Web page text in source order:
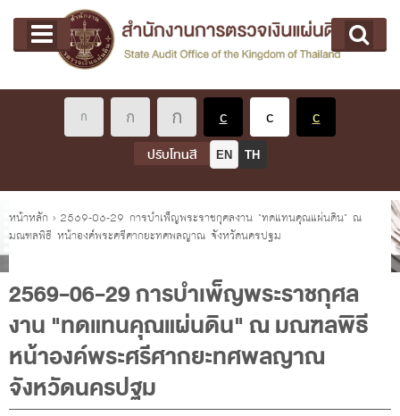
Main menu
หน้าแรก
เกี่ยวกับ คตง.
นโยบายการตรวจเงินแผ่นดิน
หลักเกณฑ์มาตรฐานเกี่ยวกับการตรวจเงินแผ่นดิน
ผู้ว่าการตรวจเงินแผ่นดิน
การบริหารและพัฒนาทรัพยากรบุคคล
ประวัติสำนักงานการตรวจเงินแผ่นดิน
พรป. ว่าด้วยการตรวจเงินแผ่นดิน พ.ศ. 2561
แผนปฏิบัติราชการ ระยะ 5 ปี (พ.ศ. 2566 - 2570)
พระราชดำรัส รัชกาลที่ 9
ปรับโทนสี EN TH
คุณอยู่ที่
หน้าหลัก › 2569-06-29 การบำเพ็ญพระราชกุศลงาน "ทดแทนคุณแผ่นดิน" ณ
มณฑลพิธี หน้าองค์พระศรีศากยะทศพลญาณ จังหวัดนครปฐม
2569-06-29 การบำเพ็ญพระราชกุศล
งาน "ทดแทนคุณแผ่นดิน" ณ มณฑลพิธี
หน้าองค์พระศรีศากยะทศพลญาณ
จังหวัดนครปฐม